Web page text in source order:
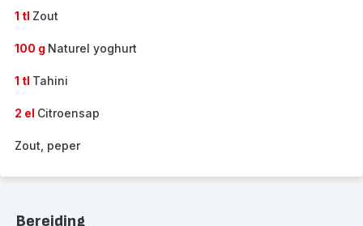
1 tl Zout
100 g Naturel yoghurt
1 tl Tahini
2 el Citroensap
Zout, peper
Bereiding